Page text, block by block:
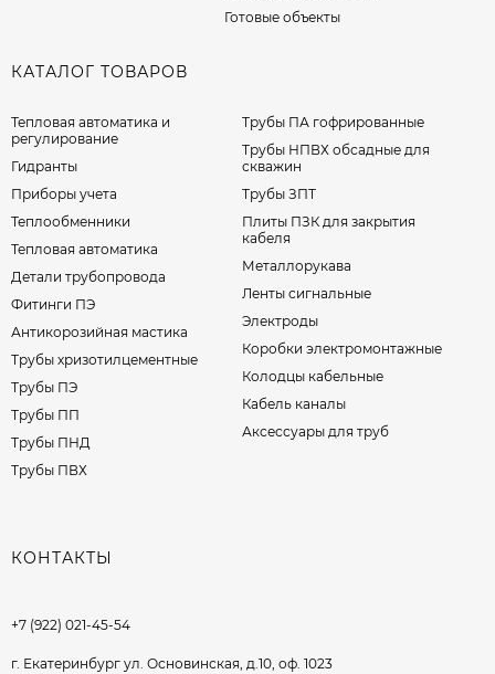
Готовые объекты
КАТАЛОГ ТОВАРОВ
Тепловая автоматика и
регулирование
Гидранты
Приборы учета
Теплообменники
Тепловая автоматика
Детали трубопровода
Фитинги ПЭ
Антикорозийная мастика
Трубы хризотилцементные
Трубы ПЭ
Трубы ПП
Трубы ПНД
Трубы ПВХ
Трубы ПА гофрированные
Трубы НПВХ обсадные для
скважин
Трубы ЗПТ
Плиты ПЗК для закрытия
кабеля
Металлорукава
Ленты сигнальные
Электроды
Коробки электромонтажные
Колодцы кабельные
Кабель каналы
Аксессуары для труб
КОНТАКТЫ
+7 (922) 021-45-54
г. Екатеринбург ул. Основинская, д.10, оф. 1023